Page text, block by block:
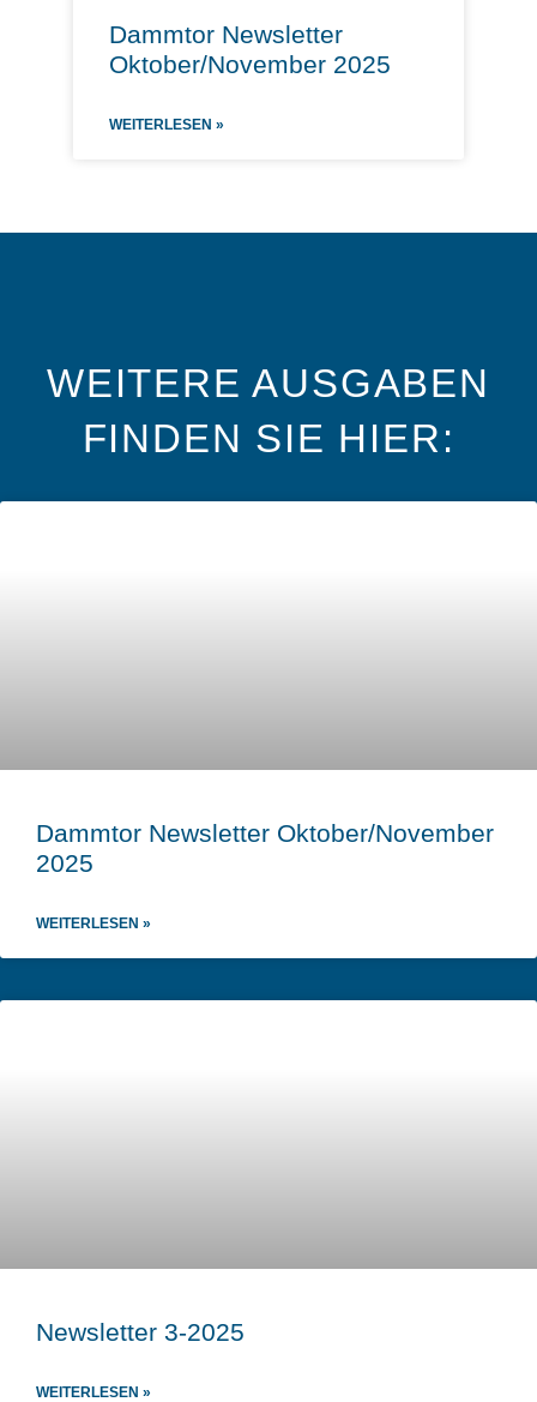
Dammtor Newsletter
Oktober/November 2025
WEITERLESEN »
WEITERE AUSGABEN
FINDEN SIE HIER:
Dammtor Newsletter Oktober/November
2025
WEITERLESEN »
Newsletter 3-2025
WEITERLESEN »